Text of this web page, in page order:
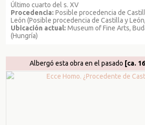
Último cuarto del s. XV
Procedencia: Posible procedencia de
León (Posible procedencia de Castilla y
Ubicación actual: Museum of Fine Arts,
(Hungría)
Albergó esta obra en el pasado [ca.